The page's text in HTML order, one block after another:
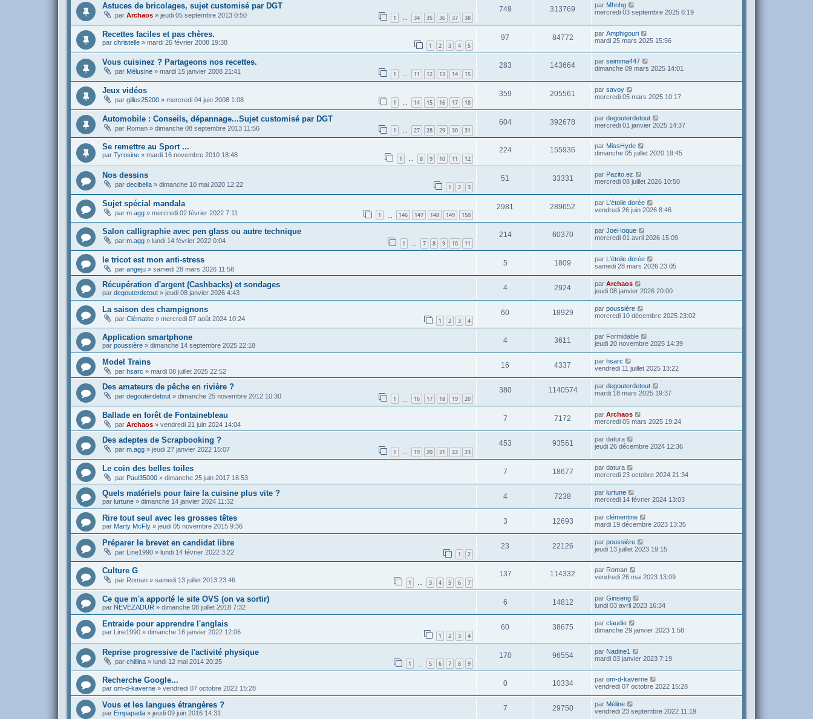
Astuces de bricolages, sujet customisé par DGT
par Archaos » jeudi 05 septembre 2013 0:50 1 … 34 35 36 37 38
749 313769 par Mhnhg
mercredi 03 septembre 2025 6:19
Recettes faciles et pas chères.
par christelle » mardi 26 février 2008 19:38 1 2 3 4 5
97 84772 par Amphigouri
mardi 25 mars 2025 15:56
Vous cuisinez ? Partageons nos recettes.
par Mélusine » mardi 15 janvier 2008 21:41 1 … 11 12 13 14 15
283 143664 par seimma447
dimanche 09 mars 2025 14:01
Jeux vidéos
par gilles25200 » mercredi 04 juin 2008 1:08 1 … 14 15 16 17 18
359 205561 par savoy
mercredi 05 mars 2025 10:17
Automobile : Conseils, dépannage...Sujet customisé par DGT
par Roman » dimanche 08 septembre 2013 11:56 1 27 28 29 30 31
604 392678 par degouterdetout
mercredi 01 janvier 2025 14:37
Se remettre au Sport ...
par Tyrosine » mardi 16 novembre 2010 18:48 1 … 8 9 10 11 12
224 155936 par MissHyde
dimanche 05 juillet 2020 19:45
Nos dessins
par decibella » dimanche 10 mai 2020 12:22 1 2 3
51 33331 par Pazito.ez
mercredi 08 juillet 2026 10:50
Sujet spécial mandala
par m.agg » mercredi 02 février 2022 7:11 1 146 147 148 149 150
2981 289652 par L'étoile dorée
vendredi 26 juin 2026 8:46
Salon calligraphie avec pen glass ou autre technique
par m.agg » lundi 14 février 2022 0:04 1 … 7 8 9 10 11
214 60370 par JoeHoque
mercredi 01 avril 2026 15:09
le tricot est mon anti-stress
par angeju » samedi 28 mars 2026 11:58
5 1809 par L'étoile dorée
samedi 28 mars 2026 23:05
Récupération d'argent (Cashbacks) et sondages
par degouterdetout » jeudi 08 janvier 2026 4:43
4 2924 par Archaos
jeudi 08 janvier 2026 20:00
La saison des champignons
par Clématite » mercredi 07 août 2024 10:24 1 2 3 4
60 18929 par poussière
mercredi 10 décembre 2025 23:02
Application smartphone
par poussière » dimanche 14 septembre 2025 22:18
4 3611 par Formidable
jeudi 20 novembre 2025 14:39
Model Trains
par hsarc » mardi 08 juillet 2025 22:52
16 4337 par hsarc
vendredi 11 juillet 2025 13:22
Des amateurs de pêche en rivière ?
par degouterdetout » dimanche 25 novembre 2012 10:30 1 16 17 18 19 20
380 1140574 par degouterdetout
mardi 18 mars 2025 19:37
Ballade en forêt de Fontainebleau
par Archaos » vendredi 21 juin 2024 14:04
7 7172 par Archaos
mercredi 05 mars 2025 19:24
Des adeptes de Scrapbooking ?
par m.agg » jeudi 27 janvier 2022 15:07 1 … 19 20 21 22 23
453 93561 par datura
jeudi 26 décembre 2024 12:36
Le coin des belles toiles
par Paul35000 » dimanche 25 juin 2017 16:53
7 18677 par datura
mercredi 23 octobre 2024 21:34
Quels matériels pour faire la cuisine plus vite ?
par lurtune » dimanche 14 janvier 2024 11:32
4 7238 par lurtune
mercredi 14 février 2024 13:03
Rire tout seul avec les grosses têtes
par Marty McFly » jeudi 05 novembre 2015 9:36
3 12693 par clémentine
mardi 19 décembre 2023 13:35
Préparer le brevet en candidat libre
par Line1990 » lundi 14 février 2022 3:22 1 2
23 22126 par poussière
jeudi 13 juillet 2023 19:15
Culture G
par Roman » samedi 13 juillet 2013 23:46 1 … 3 4 5 6 7
137 114332 par Roman
vendredi 26 mai 2023 13:09
Ce que m'a apporté le site OVS (on va sortir)
par NEVEZADUR » dimanche 08 juillet 2018 7:32
6 14812 par Ginseng
lundi 03 avril 2023 16:34
Entraide pour apprendre l'anglais
par Line1990 » dimanche 16 janvier 2022 12:06 1 2 3 4
60 38675 par claudie
dimanche 29 janvier 2023 1:58
Reprise progressive de l'activité physique
par chillina » lundi 12 mai 2014 20:25 1 5 6 7 8 9
170 96554 par Nadine1
mardi 03 janvier 2023 7:19
Recherche Google...
par om-d-kaverne » vendredi 07 octobre 2022 15:28
0 10334 par om-d-kaverne
vendredi 07 octobre 2022 15:28
Vous et les langues étrangères ?
par Empapada » jeudi 09 juin 2016 14:31
7 29750 par Méline
vendredi 23 septembre 2022 11:19